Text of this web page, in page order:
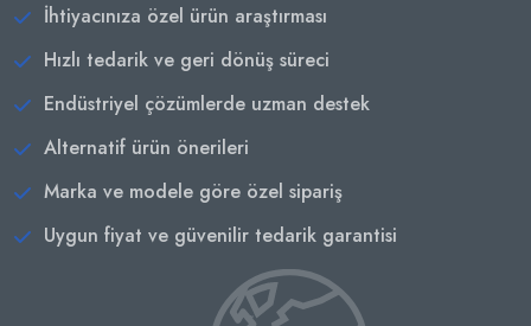
İhtiyacınıza özel ürün araştırması
Hızlı tedarik ve geri dönüş süreci
Endüstriyel çözümlerde uzman destek
Alternatif ürün önerileri
Marka ve modele göre özel sipariş
Uygun fiyat ve güvenilir tedarik garantisi